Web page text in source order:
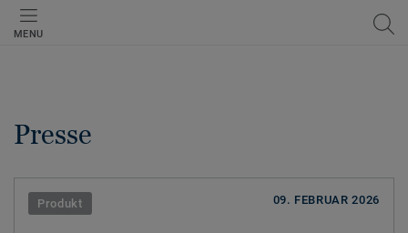
MENU
Presse
Produkt 09. FEBRUAR 2026